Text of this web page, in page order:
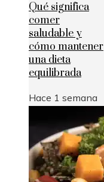
Qué significa
comer
saludable y
cómo mantener
una dieta
equilibrada
Hace 1 semana